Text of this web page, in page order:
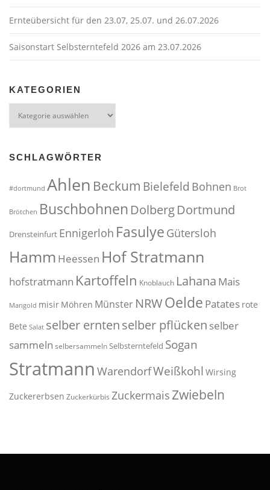
Ernteübersicht für den 23.07, 25.07. und 26.07.2026
Saisonstart Selbsterntefeld 2026 am 23.07.2026
KATEGORIEN
SCHLAGWÖRTER
#dortmund Ahlen Beckum Bielefeld Bohnen Brot
Brötchen Buschbohnen DolbergDortmund
Drensteinfurt Ennigerloh Fasulye Gütersloh
Hamm Heessen Hof Stratmann
hofstratmann Kartoffeln Knoblauch Lahana Mais
Mangold misir Möhren Münster NRWOelde Patates rote
Bete Salat selber erntenselber pflücken selber
sammeln selbersammelnSelbsterntefeld Sogan
Stratmann WarendorfWeißkohl Wirsing
Zuckererbsen Zuckerkürbis Zuckermais Zwiebeln